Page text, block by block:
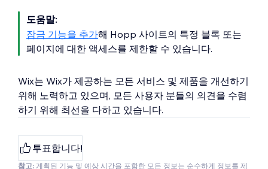
도움말:
잠금 기능을 추가해 Hopp 사이트의 특정 블록 또는
페이지에 대한 액세스를 제한할 수 있습니다.
Wix는 Wix가 제공하는 모든 서비스 및 제품을 개선하기
위해 노력하고 있으며, 모든 사용자 분들의 의견을 수렴
하기 위해 최선을 다하고 있습니다.
투표합니다!
참고: 계획된 기능 및 예상 시간을 포함한 모든 정보는 순수하게 정보를 제